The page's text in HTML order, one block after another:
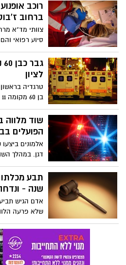
רוכב
ברחוב
צוותי מד"א
סיוע רפואי
החולים 'אסף
בתל-השומר.
לציון
טרגדיה
'איילון' קבע
שוד מלווה
הפועלים
אלמונים
דגן. במהלך
כדורי סרק
אם ישנם
גדולים של
שנה -
אדם הגיש
קודם לכן....